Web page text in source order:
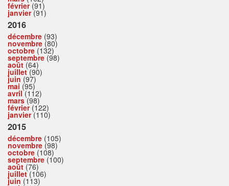
février(91)
janvier(91)
2016
décembre (93)
novembre (80)
octobre (132)
septembre (98)
août (64)
juillet(90)
juin (97)
mai (95)
avril(112)
mars(98)
février(122)
janvier(110)
2015
décembre (105)
novembre (98)
octobre (108)
septembre (100)
août (76)
juillet(106)
juin (113)